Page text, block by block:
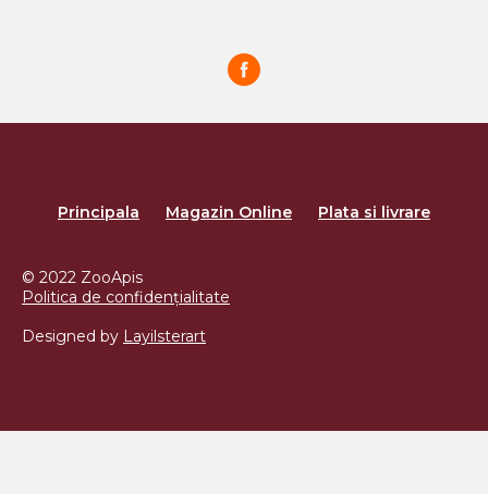
Principala Magazin Online Plata si livrare
© 2022 ZooApis
Politica de confidențialitate
Designed by Layilsterart